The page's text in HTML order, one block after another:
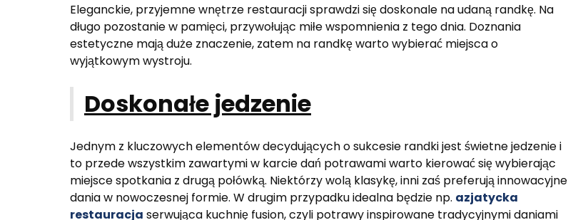
Eleganckie, przyjemne wnętrze restauracji sprawdzi się doskonale na udaną randkę. Na
długo pozostanie w pamięci, przywołując miłe wspomnienia z tego dnia. Doznania
estetyczne mają duże znaczenie, zatem na randkę warto wybierać miejsca o
wyjątkowym wystroju.
Doskonałe jedzenie
Jednym z kluczowych elementów decydujących o sukcesie randki jest świetne jedzenie i
to przede wszystkim zawartymi w karcie dań potrawami warto kierować się wybierając
miejsce spotkania z drugą połówką. Niektórzy wolą klasykę, inni zaś preferują innowacyjne
dania w nowoczesnej formie. W drugim przypadku idealna będzie np. azjatycka
restauracja serwująca kuchnię fusion, czyli potrawy inspirowane tradycyjnymi daniami